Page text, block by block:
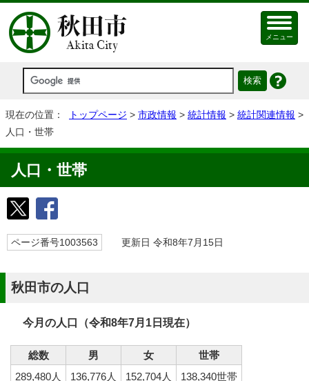
メニュー
現在の位置： トップページ > 市政情報 > 統計情報 > 統計関連情報 >
人口・世帯
人口・世帯
ページ番号1003563 更新日 令和8年7月15日
秋田市の人口
今月の人口（令和8年7月1日現在）
総数 男 女
世帯
289,480人
136,776人 152,704人 138,340世帯